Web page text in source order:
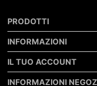
PRODOTTI
INFORMAZIONI
IL TUO ACCOUNT
INFORMAZIONI